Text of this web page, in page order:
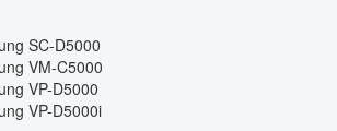
SC-D5000
VM-C5000
VP-D5000
VP-D5000i